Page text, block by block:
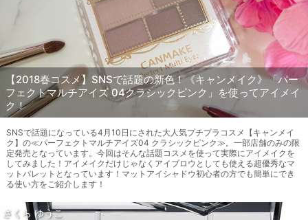
【2018春コスメ】SNSで話題の新色！《キャンメイク》「パー
フェクトマルチアイズ 04クラシックピンク」を使ってアイメイ
ク！
SNSで話題になっている4月10日にされた大人気プチプラコスメ【キャンメイ
ク】の≪パーフェクトマルチアイズ04 クラシックピンク≫。一部店舗のみの限
定発売となっています。今回はそんな話題コスメを使って実際にアイメイクを
してみました！アイメイクだけじゃなくアイブロウとしても使える超優秀なマ
ットパレットとなっています！マットアイシャドウ初心者の方でも簡単にでき
る使い方をご紹介します！
さくら ゆうこ